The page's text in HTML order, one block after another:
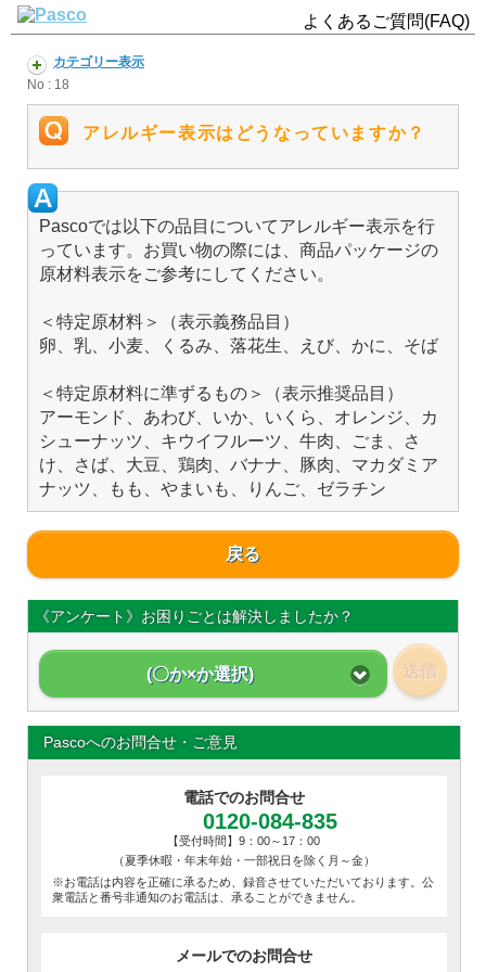
よくあるご質問(FAQ)
カテゴリー表示
No : 18
アレルギー表示はどうなっていますか？
Pascoでは以下の品目についてアレルギー表示を行
っています。お買い物の際には、商品パッケージの
原材料表示をご参考にしてください。
＜特定原材料＞（表示義務品目）
卵、乳、小麦、くるみ、落花生、えび、かに、そば
＜特定原材料に準ずるもの＞（表示推奨品目）
アーモンド、あわび、いか、いくら、オレンジ、カ
シューナッツ、キウイフルーツ、牛肉、ごま、さ
け、さば、大豆、鶏肉、バナナ、豚肉、マカダミア
ナッツ、もも、やまいも、りんご、ゼラチン
戻る
《アンケート》お困りごとは解決しましたか？
(〇か×か選択) 送信
Pascoへのお問合せ・ご意見
電話でのお問合せ
0120-084-835
【受付時間】9：00～17：00
（夏季休暇・年末年始・一部祝日を除く月～金）
※お電話は内容を正確に承るため、録音させていただいております。公
衆電話と番号非通知のお電話は、承ることができません。
メールでのお問合せ